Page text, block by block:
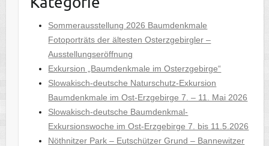
Sommerausstellung 2026 Baumdenkmale
Fotoporträts der ältesten Osterzgebirgler –
Ausstellungseröffnung
Exkursion „Baumdenkmale im Osterzgebirge“
Slowakisch-deutsche Naturschutz-Exkursion
Baumdenkmale im Ost-Erzgebirge 7. – 11. Mai 2026
Slowakisch-deutsche Baumdenkmal-
Exkursionswoche im Ost-Erzgebirge 7. bis 11.5.2026
Nöthnitzer Park – Eutschützer Grund – Bannewitzer